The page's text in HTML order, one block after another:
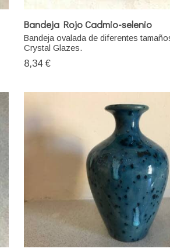
Bandeja Rojo Cadmio-selenio
Bandeja ovalada de diferentes
Crystal Glazes.
8,34 €